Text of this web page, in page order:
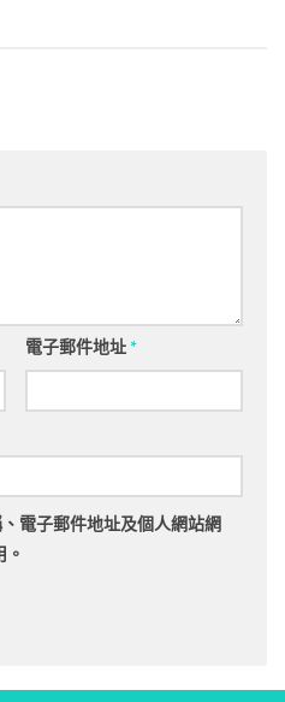
電子郵件地址*
電子郵件地址及個人網站網